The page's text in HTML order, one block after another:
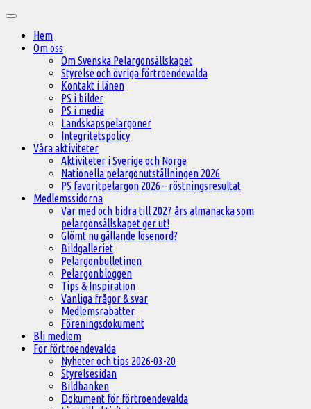
innehåll
Huvudmeny
Hem
Om oss
Om Svenska Pelargonsällskapet
Styrelse och övriga förtroendevalda
Kontakt i länen
PS i bilder
PS i media
Landskapspelargoner
Integritetspolicy
Våra aktiviteter
Aktiviteter i Sverige och Norge
Nationella pelargonutställningen 2026
PS favoritpelargon 2026 – röstningsresultat
Medlemssidorna
Var med och bidra till 2027 års almanacka som
pelargonsällskapet ger ut!
Glömt nu gällande lösenord?
Bildgalleriet
Pelargonbulletinen
Pelargonbloggen
Tips & Inspiration
Vanliga frågor & svar
Medlemsrabatter
Föreningsdokument
Bli medlem
För förtroendevalda
Nyheter och tips 2026-03-20
Styrelsesidan
Bildbanken
Dokument för förtroendevalda